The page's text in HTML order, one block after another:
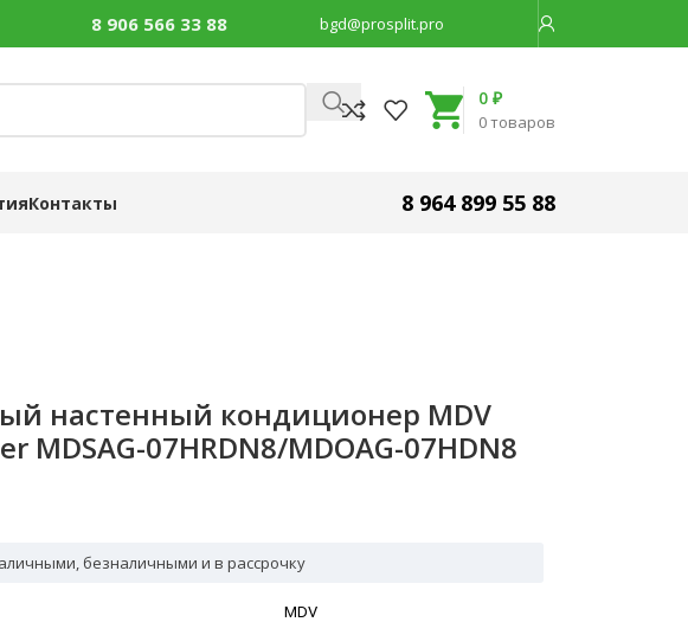
8 906 566 33 88 bgd@prosplit.pro
0товаров
0 ₽
Контакты 8 964 899 55 88
настенный кондиционер MDV
MDSAG-07HRDN8/MDOAG-07HDN8
безналичными и в рассрочку
MDV